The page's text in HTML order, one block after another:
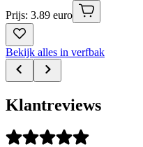
Prijs: 3.89 euro
Bekijk alles in verfbak
Klantreviews